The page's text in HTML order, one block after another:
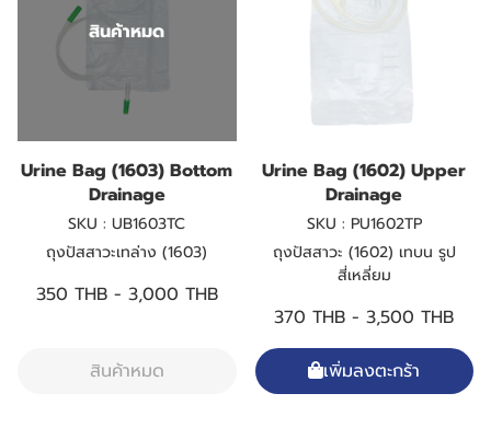
สินค้าหมด
Urine Bag (1603) Bottom
Drainage
SKU : UB1603TC
ถุงปัสสาวะเทล่าง (1603)
350 THB- 3,000 THB
สินค้าหมด
Urine Bag (1602) Upper
Drainage
SKU : PU1602TP
ถุงปัสสาวะ (1602) เทบน รูป
สี่เหลี่ยม
370 THB -3,500 THB
เพิ่มลงตะกร้า